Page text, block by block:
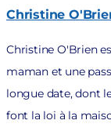
Christine
Christine O'Brien
maman et une
longue date, dont
font la loi à la